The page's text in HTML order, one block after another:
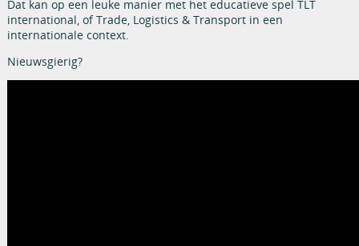
Dat kan op een leuke manier met het educatieve spel TLT
international, of Trade, Logistics & Transport in een
internationale context.
Nieuwsgierig?